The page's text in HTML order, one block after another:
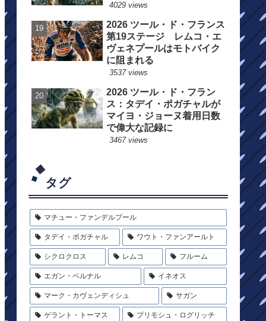
4029 views
2026 ツール・ド・フランス
第19ステージ レムコ・エ
ヴェネプールはモトバイク
に阻まれる
3537 views
2026 ツール・ド・フラン
ス：タデイ・ポガチャルが
マイヨ・ジョーヌ着用日数
で偉大な記録に
3467 views
タグ
マチュー・ファンデルプール
タデイ・ポガチャル ワウト・ファンアールト
シクロクロス レムコ フルーム
エガン・ベルナル イネオス
マーク・カヴェンディシュ サガン
ゲラント・トーマス プリモシュ・ログリッチ